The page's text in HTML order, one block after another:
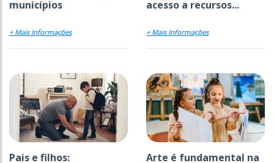
municípios
+ Mais Informações
acesso a recursos...
+ Mais Informações
Pais e filhos:
Arte é fundamental na